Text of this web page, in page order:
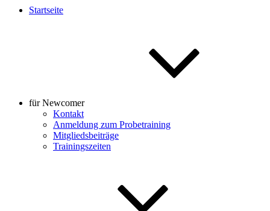
Startseite
für Newcomer
Kontakt
Anmeldung zum Probetraining
Mitgliedsbeiträge
Trainingszeiten